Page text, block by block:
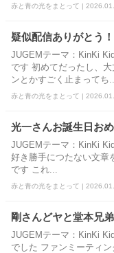
赤と青の光をまとって |
疑似配信ありがとう！
JUGEMテーマ：KinKi
です 初めてだったし、
ンとかすごく止まってち...
赤と青の光をまとって |
光一さんお誕生日お
JUGEMテーマ：KinKi
好き勝手につたない文章
です これ...
赤と青の光をまとって |
剛さんどヤと堂本兄弟
JUGEMテーマ：KinKi
でした ファンミーティ